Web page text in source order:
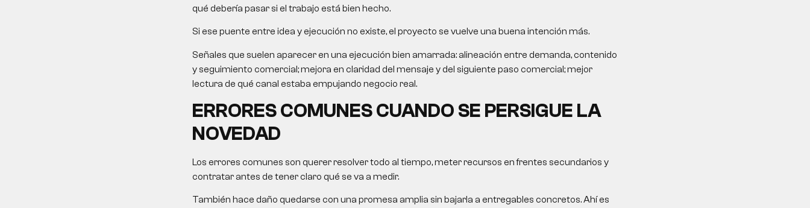
qué debería pasar si el trabajo está bien hecho.
Si ese puente entre idea y ejecución no existe, el proyecto se vuelve una buena intención más.
Señales que suelen aparecer en una ejecución bien amarrada: alineación entre demanda, contenido
y seguimiento comercial; mejora en claridad del mensaje y del siguiente paso comercial; mejor
lectura de qué canal estaba empujando negocio real.
ERRORES COMUNES CUANDO SE PERSIGUE LA
NOVEDAD
Los errores comunes son querer resolver todo al tiempo, meter recursos en frentes secundarios y
contratar antes de tener claro qué se va a medir.
También hace daño quedarse con una promesa amplia sin bajarla a entregables concretos. Ahí es